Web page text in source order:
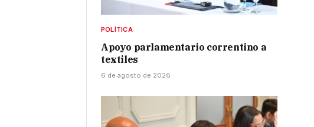
POLÍTICA
Apoyo parlamentario correntino a
textiles
6 de agosto de 2026